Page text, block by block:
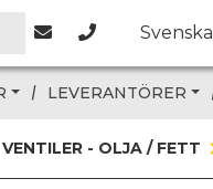
Svenska
LEVERANTÖRER
VENTILER - OLJA / FETT